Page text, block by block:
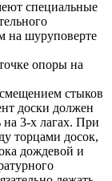
специальные
на шуруповерте
опоры на
стыков
доски должен
3-х лагах. При
торцами досок,
дождевой и